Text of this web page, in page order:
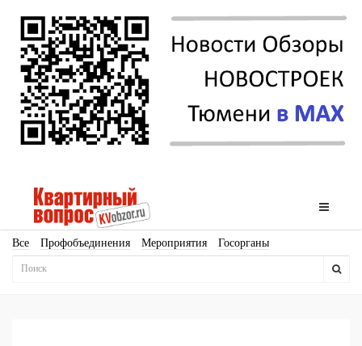
Все Профобъединения Мероприятия Госорганы
Новостройки